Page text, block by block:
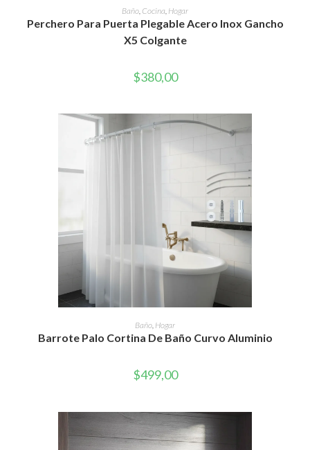
AÑADIR AL CARRITO
Baño Cocina Hogar
Perchero Para Puerta Plegable Acero Inox Gancho
X5 Colgante
$380,00
AÑADIR AL CARRITO
Baño, Hogar
Barrote Palo Cortina De Baño Curvo Aluminio
$499,00